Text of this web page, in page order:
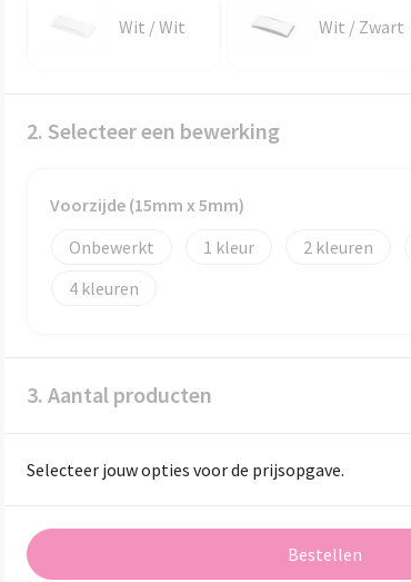
Wit / Wit Wit / Zwart
2. Selecteer een bewerking
Voorzijde (15mm x 5mm)
Onbewerkt
1 2
4
3. Aantal producten
Selecteer jouw opties voor de prijsopgave.
Bestellen